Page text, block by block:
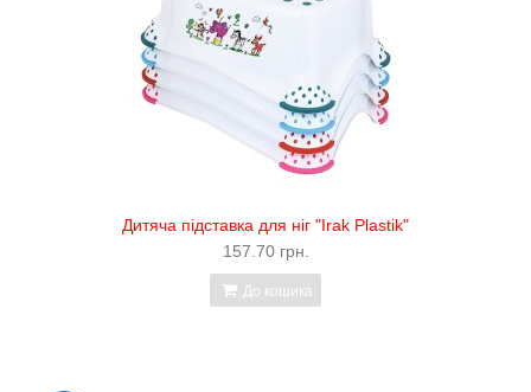
Дитяча підставка для ніг "Irak Plastik"
157.70 грн.
До кошика